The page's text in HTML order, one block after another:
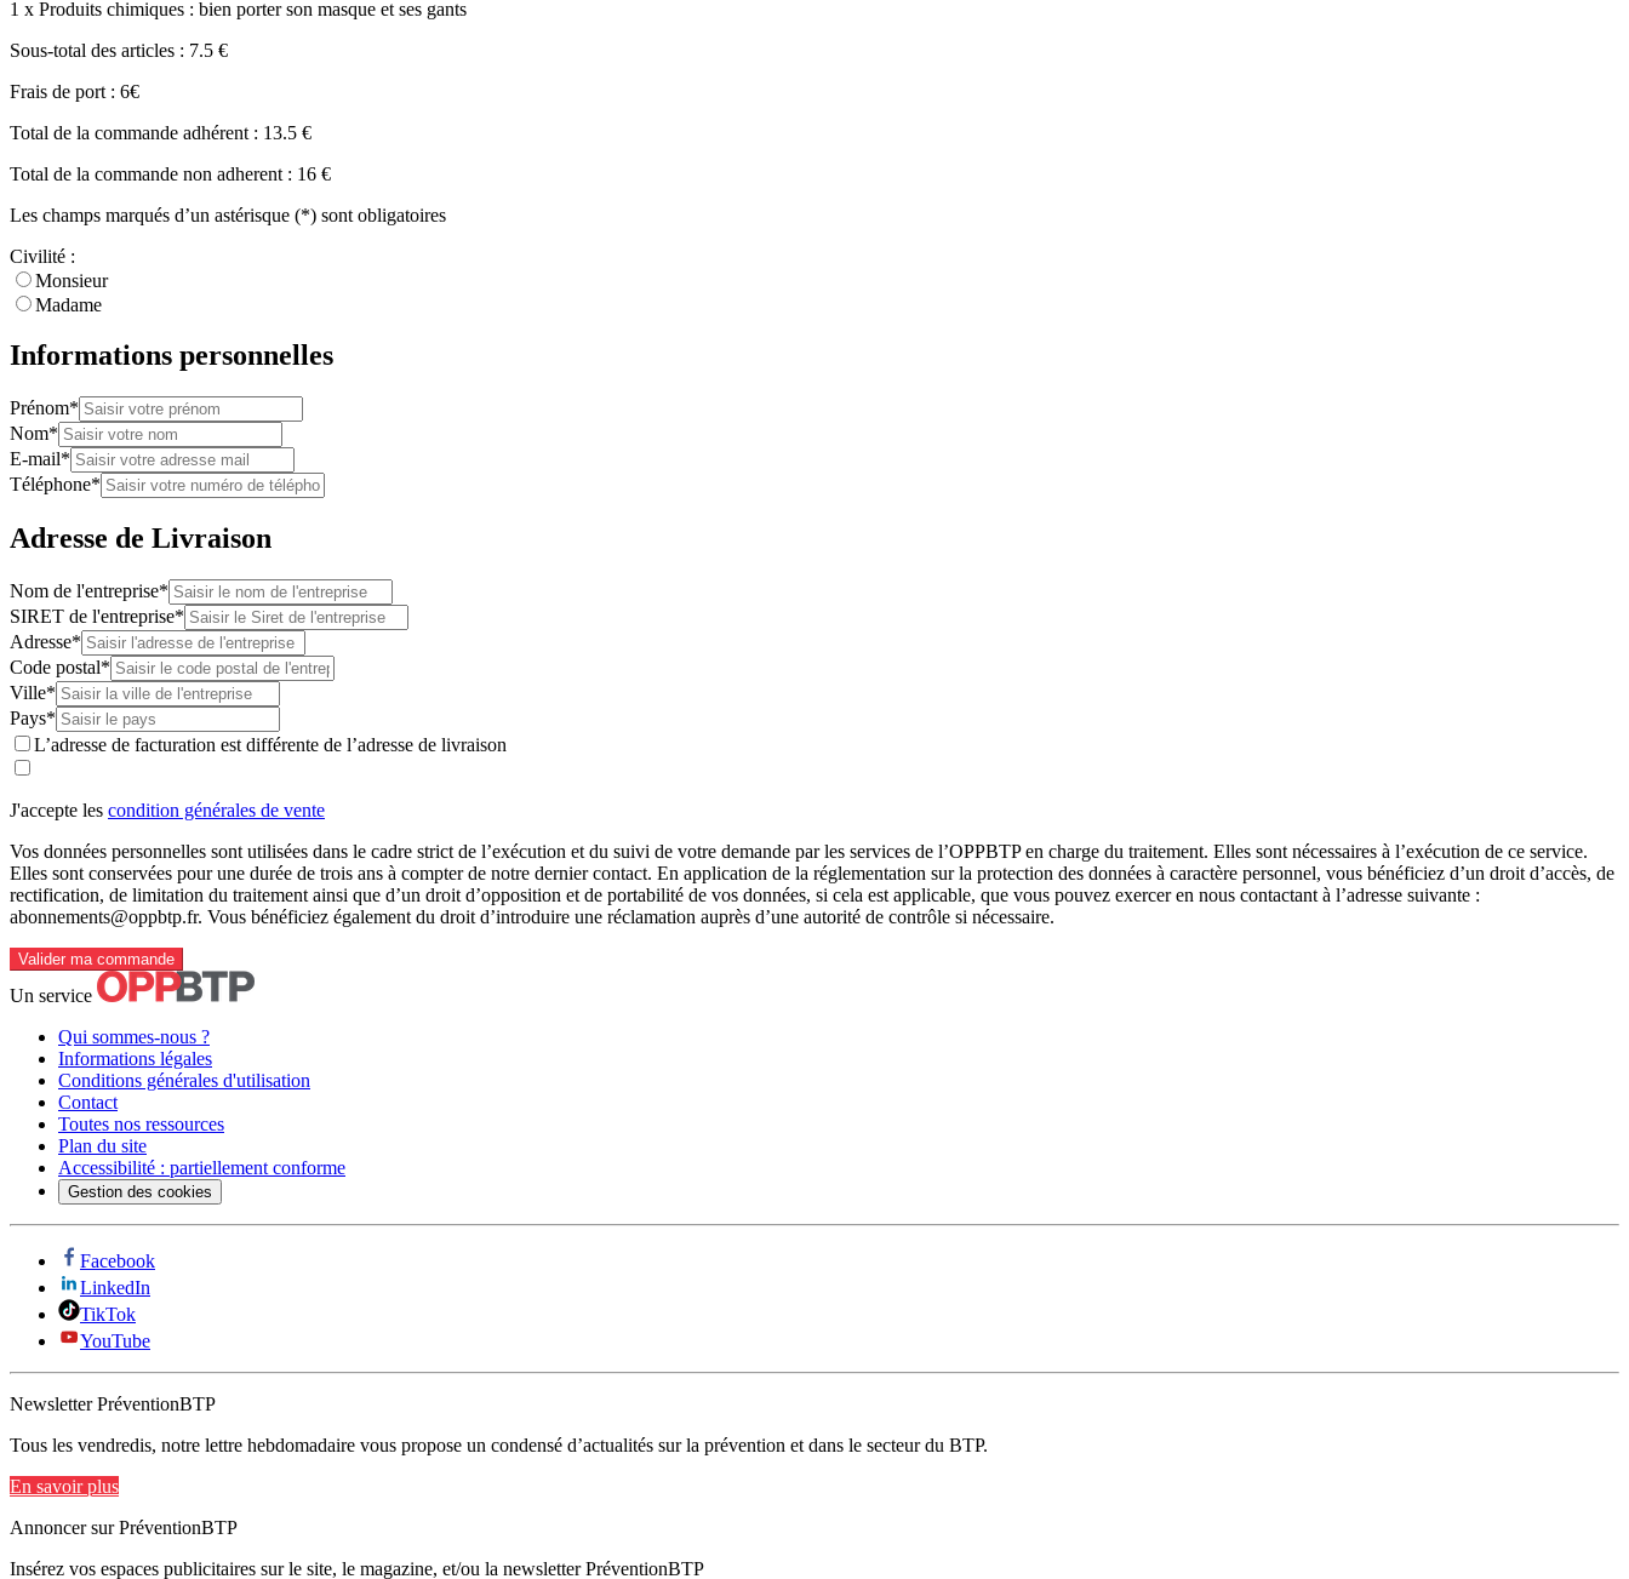
1 x Produits chimiques : bien porter son masque et ses gants
Sous-total des articles : 7.5 €
Frais de port : 6€
Total de la commande adhérent : 13.5 €
Total de la commande non adherent : 16 €
Les champs marqués d’un astérisque (*) sont obligatoires
Civilité :
Monsieur
Madame
Informations personnelles
Prénom*
Nom*
E-mail*
Téléphone*
Adresse de Livraison
Nom de l'entreprise*
SIRET de l'entreprise*
Adresse*
Code postal*
Ville*
Pays*
L’adresse de facturation est différente de l’adresse de livraison
J'accepte les condition générales de vente
Vos données personnelles sont utilisées dans le cadre strict de l’exécution et du suivi de votre demande par les services de l’OPPBTP en charge du traitement. Elles sont nécessaires à l’exécution de ce service.
Elles sont conservées pour une durée de trois ans à compter de notre dernier contact. En application de la réglementation sur la protection des données à caractère personnel, vous bénéficiez d’un droit d’accès, de
rectification, de limitation du traitement ainsi que d’un droit d’opposition et de portabilité de vos données, si cela est applicable, que vous pouvez exercer en nous contactant à l’adresse suivante :
abonnements@oppbtp.fr. Vous bénéficiez également du droit d’introduire une réclamation auprès d’une autorité de contrôle si nécessaire.
Valider ma commande
Un service
Qui sommes-nous ?
Informations légales
Conditions générales d'utilisation
Contact
Toutes nos ressources
Plan du site
Accessibilité : partiellement conforme
Gestion des cookies
Facebook
LinkedIn
TikTok
YouTube
Newsletter PréventionBTP
Tous les vendredis, notre lettre hebdomadaire vous propose un condensé d’actualités sur la prévention et dans le secteur du BTP.
En savoir plus
Annoncer sur PréventionBTP
Insérez vos espaces publicitaires sur le site, le magazine, et/ou la newsletter PréventionBTP